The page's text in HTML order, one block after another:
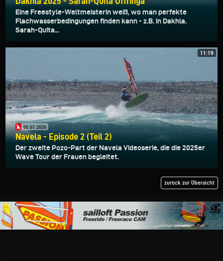
Eine Freestyle-Weltmeisterin weiß, wo man perfekte
Flachwasserbedingungen finden kann - z.B. in Dakhla.
Sarah-Quita...
11:19
05.07.2026
Navela - Episode 2 (Teil 2)
Der zweite Pozo-Part der Navela Videoserie, die die 2025er
Wave Tour der Frauen begleitet.
zurück zur Übersicht